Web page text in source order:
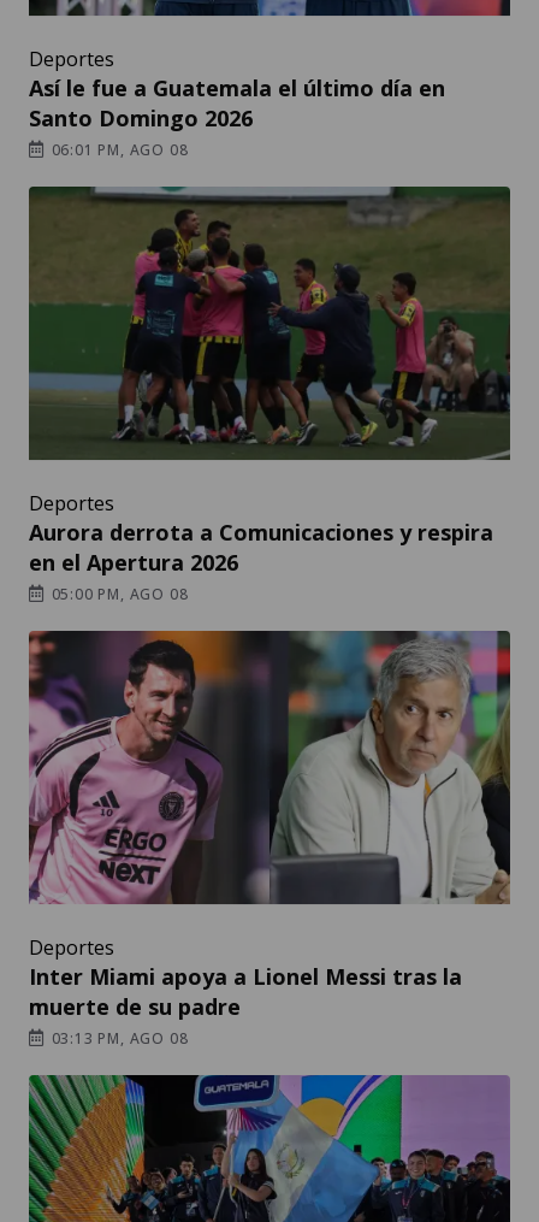
Deportes
Así le fue a Guatemala el último día en
Santo Domingo 2026
06:01 PM, AGO 08
Deportes
Aurora derrota a Comunicaciones y respira
en el Apertura 2026
05:00 PM, AGO 08
Deportes
Inter Miami apoya a Lionel Messi tras la
muerte de su padre
03:13 PM, AGO 08